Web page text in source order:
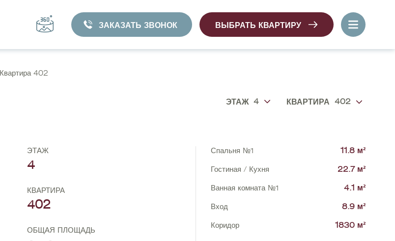
ЗАКАЗАТЬ ЗВОНОК ВЫБРАТЬ КВАРТИРУ
ВЫБРАТЬ КВАРТИРУ
Квартира 402
ЭТАЖ 4 КВАРТИРА 402
ЭТАЖ
4
КВАРТИРА
402
ОБЩАЯ ПЛОЩАДЬ
Спальня №1 11.8 м²
Гостиная / Кухня 22.7 м²
Ванная комната №1 4.1 м²
Вход 8.9 м²
Коридор 1830 м²